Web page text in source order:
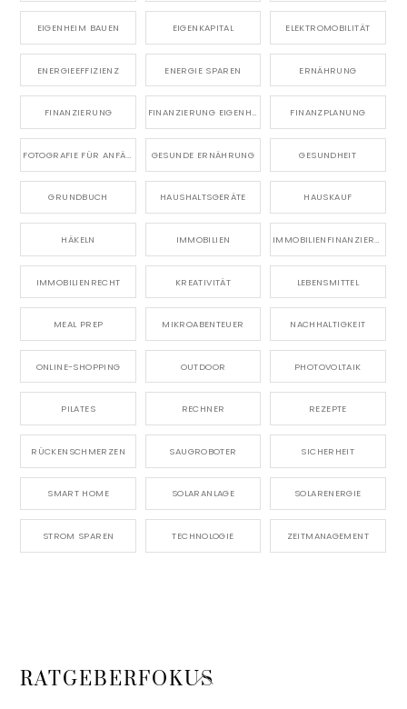
EIGENHEIM BAUEN EIGENKAPITAL ELEKTROMOBILITÄT
ENERGIEEFFIZIENZ ENERGIE SPAREN ERNÄHRUNG
FINANZIERUNG FINANZIERUNG EIGENHEIM FINANZPLANUNG
FOTOGRAFIE FÜR ANFÄNGER GESUNDE ERNÄHRUNG GESUNDHEIT
GRUNDBUCH HAUSHALTSGERÄTE HAUSKAUF
HÄKELN IMMOBILIEN IMMOBILIENFINANZIERUNG
IMMOBILIENRECHT KREATIVITÄT LEBENSMITTEL
MEAL PREP MIKROABENTEUER NACHHALTIGKEIT
ONLINE-SHOPPING OUTDOOR PHOTOVOLTAIK
PILATES RECHNER REZEPTE
RÜCKENSCHMERZEN SAUGROBOTER SICHERHEIT
SMART HOME SOLARANLAGE SOLARENERGIE
STROM SPAREN TECHNOLOGIE ZEITMANAGEMENT
Back
RATGEBERFOKUS